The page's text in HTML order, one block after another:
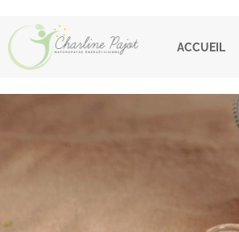
ACCUEIL